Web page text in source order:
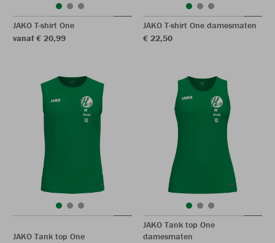
JAKO T-shirt One
vanaf € 20,99
JAKO T-shirt One damesmaten
€ 22,50
JAKO Tank top One
JAKO Tank top One
damesmaten